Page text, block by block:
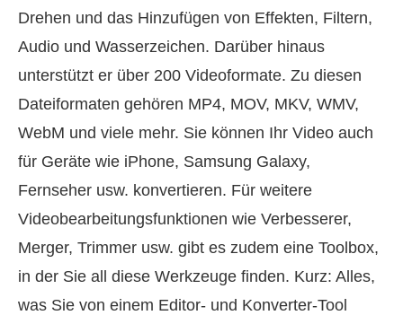
Drehen und das Hinzufügen von Effekten, Filtern,
Audio und Wasserzeichen. Darüber hinaus
unterstützt er über 200 Videoformate. Zu diesen
Dateiformaten gehören MP4, MOV, MKV, WMV,
WebM und viele mehr. Sie können Ihr Video auch
für Geräte wie iPhone, Samsung Galaxy,
Fernseher usw. konvertieren. Für weitere
Videobearbeitungsfunktionen wie Verbesserer,
Merger, Trimmer usw. gibt es zudem eine Toolbox,
in der Sie all diese Werkzeuge finden. Kurz: Alles,
was Sie von einem Editor‑ und Konverter‑Tool